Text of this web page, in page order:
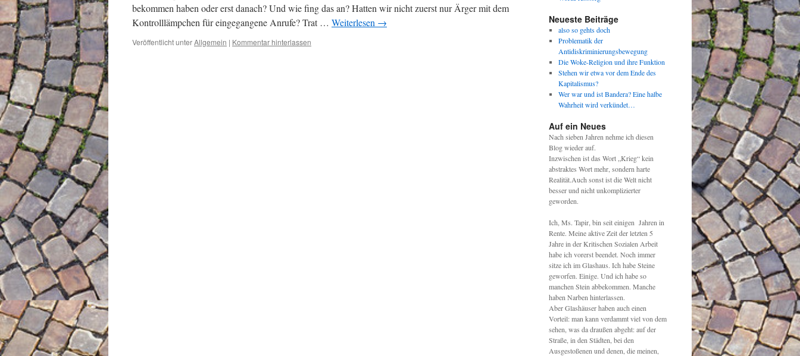
bekommen haben oder erst danach? Und wie fing das an? Hatten wir nicht zuerst nur Ärger mit dem
Kontrolllämpchen für eingegangene Anrufe? Trat … Weiterlesen →
Veröffentlicht unterAllgemein | Kommentar hinterlassen
Neueste Beiträge
also so gehts doch
Problematik der
Antidiskriminierungsbewegung
Die Woke-Religion und ihre Funktion
Stehen wir etwa vor dem Ende des
Kapitalismus?
Wer war und ist Bandera? Eine halbe
Wahrheit wird verkündet…
Auf ein Neues
Nach sieben Jahren nehme ich diesen
Blog wieder auf.
Inzwischen ist das Wort „Krieg“ kein
abstraktes Wort mehr, sondern harte
Realität.Auch sonst ist die Welt nicht
besser und nicht unkomplizierter
geworden.
Ich, Ms. Tapir, bin seit einigen Jahren in
Rente. Meine aktive Zeit der letzten 5
Jahre in der Kritischen Sozialen Arbeit
habe ich vorerst beendet. Noch immer
sitze ich im Glashaus. Ich habe Steine
geworfen. Einige. Und ich habe so
manchen Stein abbekommen. Manche
haben Narben hinterlassen.
Aber Glashäuser haben auch einen
Vorteil: man kann verdammt viel von dem
sehen, was da draußen abgeht: auf der
Straße, in den Städten, bei den
Ausgestoßenen und denen, die meinen,